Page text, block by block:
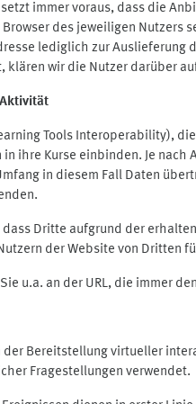
immer voraus, dass die
des jeweiligen Nutzers
lediglich zur Auslieferung
klären wir die Nutzer darüber
Aktivität
Tools Interoperability),
ihre Kurse einbinden. Je nach
in diesem Fall Daten
Dritte aufgrund der
der Website von Dritten
u.a. an der URL, die immer
Bereitstellung virtueller
Fragestellungen verwendet.